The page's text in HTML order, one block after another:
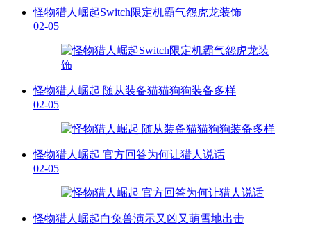
怪物猎人崛起Switch限定机霸气怨虎龙装饰
02-05
怪物猎人崛起 随从装备猫猫狗狗装备多样
02-05
怪物猎人崛起 官方回答为何让猎人说话
02-05
怪物猎人崛起白兔兽演示又凶又萌雪地出击